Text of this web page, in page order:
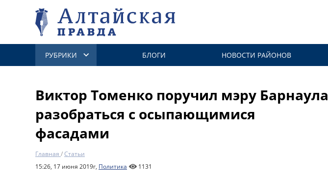
РУБРИКИ БЛОГИ НОВОСТИ РАЙОНОВ
Виктор Томенко поручил мэру Барнаула
разобраться с осыпающимися
фасадами
Главная /Статьи
15:26, 17 июня 2019г, Политика 1131